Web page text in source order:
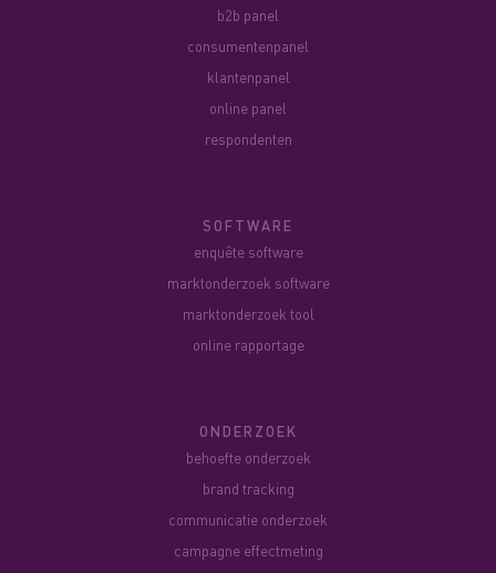
b2b panel
consumentenpanel
klantenpanel
online panel
respondenten
SOFTWARE
enquête software
marktonderzoek software
marktonderzoek tool
online rapportage
ONDERZOEK
behoefte onderzoek
brand tracking
communicatie onderzoek
campagne effectmeting